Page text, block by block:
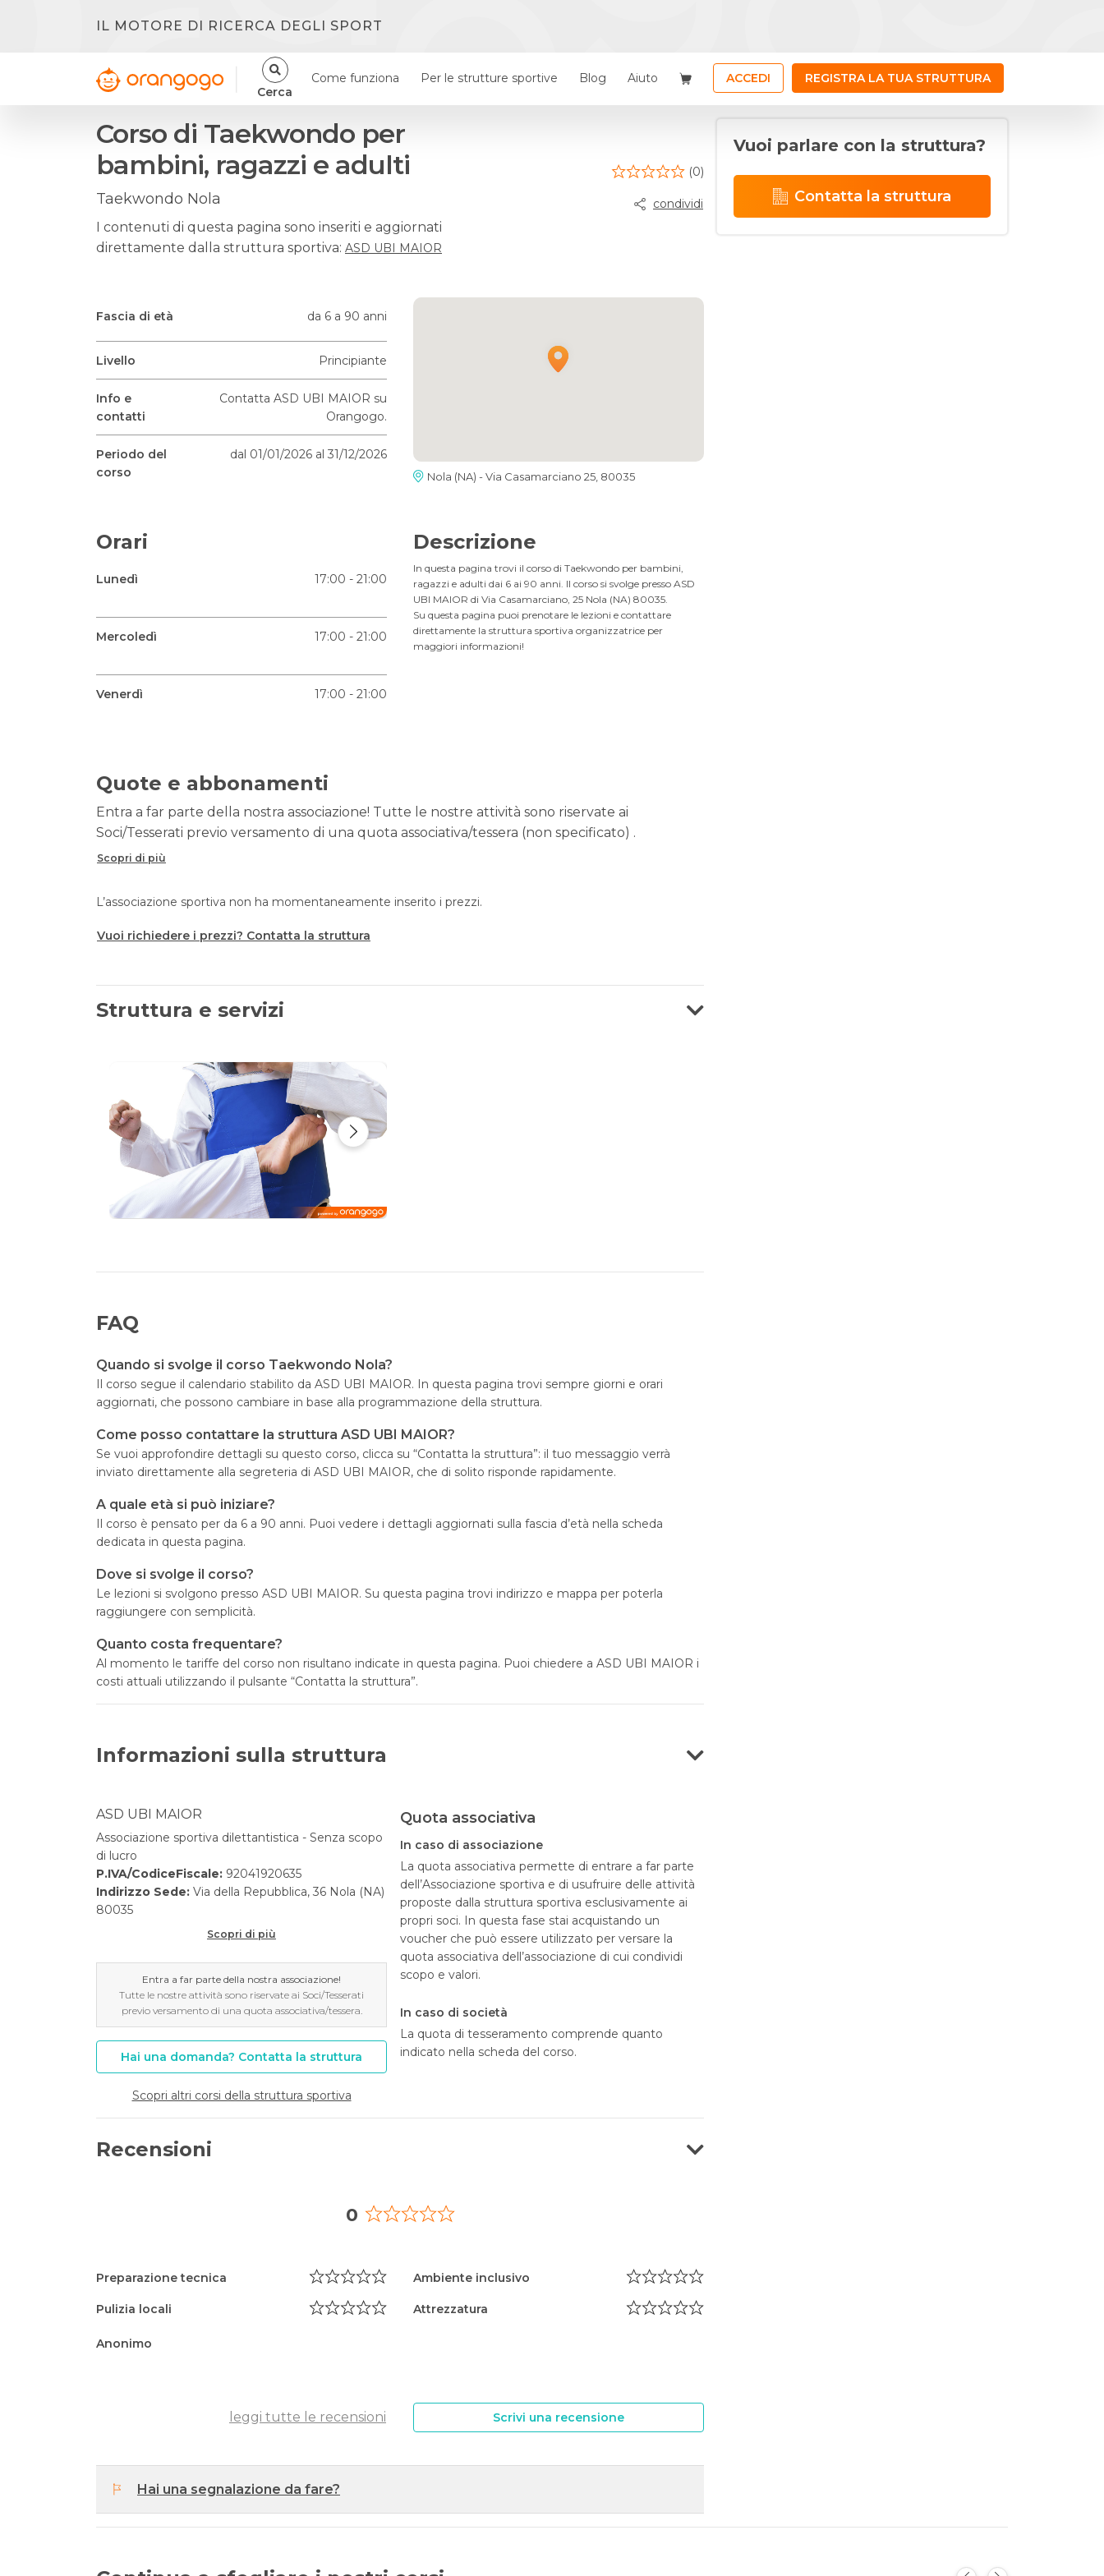
IL MOTORE DI RICERCA DEGLI SPORT
Cerca
Come funziona Per le strutture sportive Blog Aiuto ACCEDI REGISTRA LA TUA STRUTTURA
Corso di Taekwondo per
bambini, ragazzi e adulti
Taekwondo Nola
I contenuti di questa pagina sono inseriti e aggiornati
direttamente dalla struttura sportiva: ASD UBI MAIOR
(0)
condividi
Fascia di età da 6 a 90 anni
Livello Principiante
Info e
contatti
Contatta ASD UBI MAIOR su
Orangogo.
Periodo del
corso
dal 01/01/2026 al 31/12/2026
Nola (NA) - Via Casamarciano 25, 80035
Orari
Lunedì 17:00 - 21:00
Mercoledì 17:00 - 21:00
Venerdì 17:00 - 21:00
Descrizione
In questa pagina trovi il corso di Taekwondo per bambini,
ragazzi e adulti dai 6 ai 90 anni. Il corso si svolge presso ASD
UBI MAIOR di Via Casamarciano, 25 Nola (NA) 80035.
Su questa pagina puoi prenotare le lezioni e contattare
direttamente la struttura sportiva organizzatrice per
maggiori informazioni!
Quote e abbonamenti
Entra a far parte della nostra associazione! Tutte le nostre attività sono riservate ai
Soci/Tesserati previo versamento di una quota associativa/tessera (non specificato) .
Scopri di più
L’associazione sportiva non ha momentaneamente inserito i prezzi.
Vuoi richiedere i prezzi? Contatta la struttura
Struttura e servizi
FAQ
Quando si svolge il corso Taekwondo Nola?
Il corso segue il calendario stabilito da ASD UBI MAIOR. In questa pagina trovi sempre giorni e orari
aggiornati, che possono cambiare in base alla programmazione della struttura.
Come posso contattare la struttura ASD UBI MAIOR?
Se vuoi approfondire dettagli su questo corso, clicca su “Contatta la struttura”: il tuo messaggio verrà
inviato direttamente alla segreteria di ASD UBI MAIOR, che di solito risponde rapidamente.
A quale età si può iniziare?
Il corso è pensato per da 6 a 90 anni. Puoi vedere i dettagli aggiornati sulla fascia d’età nella scheda
dedicata in questa pagina.
Dove si svolge il corso?
Le lezioni si svolgono presso ASD UBI MAIOR. Su questa pagina trovi indirizzo e mappa per poterla
raggiungere con semplicità.
Quanto costa frequentare?
Al momento le tariffe del corso non risultano indicate in questa pagina. Puoi chiedere a ASD UBI MAIOR i
costi attuali utilizzando il pulsante “Contatta la struttura”.
Informazioni sulla struttura
ASD UBI MAIOR
Associazione sportiva dilettantistica - Senza scopo
di lucro
P.IVA/CodiceFiscale: 92041920635
Indirizzo Sede: Via della Repubblica, 36 Nola (NA)
80035
Scopri di più
Entra a far parte della nostra associazione!
Tutte le nostre attività sono riservate ai Soci/Tesserati
previo versamento di una quota associativa/tessera.
Hai una domanda? Contatta la struttura
Scopri altri corsi della struttura sportiva
Quota associativa
In caso di associazione
La quota associativa permette di entrare a far parte
dell’Associazione sportiva e di usufruire delle attività
proposte dalla struttura sportiva esclusivamente ai
propri soci. In questa fase stai acquistando un
voucher che può essere utilizzato per versare la
quota associativa dell’associazione di cui condividi
scopo e valori.
In caso di società
La quota di tesseramento comprende quanto
indicato nella scheda del corso.
Recensioni
0
Preparazione tecnica
Pulizia locali
Ambiente inclusivo
Attrezzatura
Anonimo
leggi tutte le recensioni Scrivi una recensione
Hai una segnalazione da fare?
Vuoi parlare con la struttura?
Contatta la struttura